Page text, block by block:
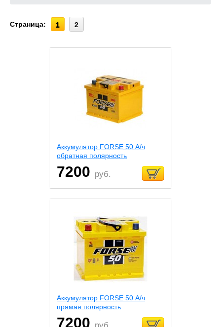
Страница: 1 2
Аккумулятор FORSE 50 А/ч
обратная полярность
7200 руб.
Аккумулятор FORSE 50 А/ч
прямая полярность
7200